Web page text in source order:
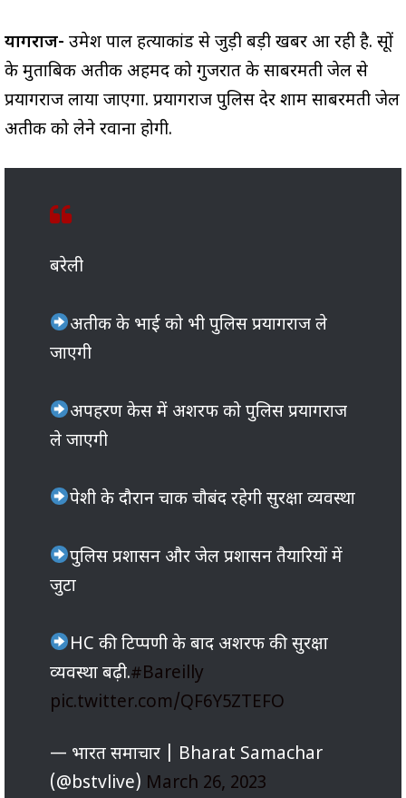
प्रयागराज- उमेश पाल हत्याकांड से जुड़ी बड़ी खबर आ रही है. सूत्रों
के मुताबिक अतीक अहमद को गुजरात के साबरमती जेल से
प्रयागराज लाया जाएगा. प्रयागराज पुलिस देर शाम साबरमती जेल
अतीक को लेने रवाना होगी.
बरेली
अतीक के भाई को भी पुलिस प्रयागराज ले
जाएगी
अपहरण केस में अशरफ को पुलिस प्रयागराज
ले जाएगी
पेशी के दौरान चाक चौबंद रहेगी सुरक्षा व्यवस्था
पुलिस प्रशासन और जेल प्रशासन तैयारियों में
जुटा
HC की टिप्पणी के बाद अशरफ की सुरक्षा
व्यवस्था बढ़ी.#Bareilly
pic.twitter.com/QF6Y5ZTEFO
— भारत समाचार | Bharat Samachar
(@bstvlive) March 26, 2023